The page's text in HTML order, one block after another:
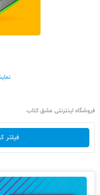
مجموعه کتابهای
فروشگاه اینترنتی عشق کتاب
فیلتر